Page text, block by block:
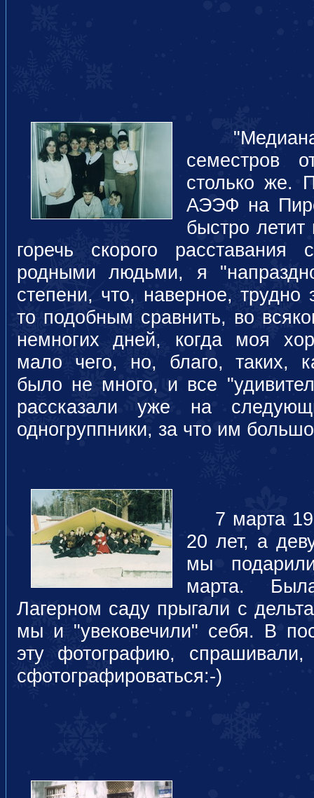
семестров
столько же.
АЭЭФ на
быстро
горечь скорого
родными людьми, я
степени, что, наверное,
то подобным сравнить, во
немногих дней, когда моя
мало чего, но, благо, таких,
было не много, и все
рассказали уже на
одногруппники, за что им
7 марта
20 лет, а
мы
марта.
Лагерном саду прыгали с
мы и "увековечили" себя. В
эту фотографию,
сфотографироваться:-)